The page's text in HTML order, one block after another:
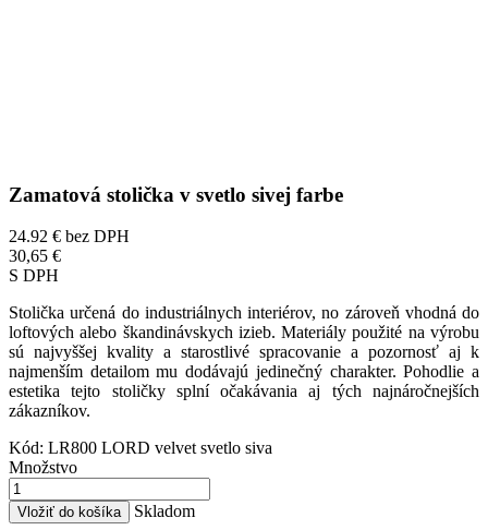
Zamatová stolička v svetlo sivej farbe
24.92 € bez DPH
30,65 €
S DPH
Stolička určená do industriálnych interiérov, no zároveň vhodná do
loftových alebo škandinávskych izieb. Materiály použité na výrobu
sú najvyššej kvality a starostlivé spracovanie a pozornosť aj k
najmenším detailom mu dodávajú jedinečný charakter. Pohodlie a
estetika tejto stoličky splní očakávania aj tých najnáročnejších
zákazníkov.
Kód: LR800 LORD velvet svetlo siva
Množstvo
Vložiť do košíka Skladom